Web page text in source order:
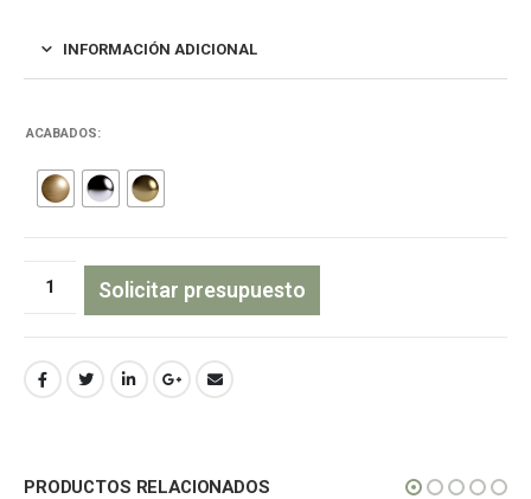
INFORMACIÓN ADICIONAL
ACABADOS
Solicitar presupuesto
PRODUCTOS RELACIONADOS